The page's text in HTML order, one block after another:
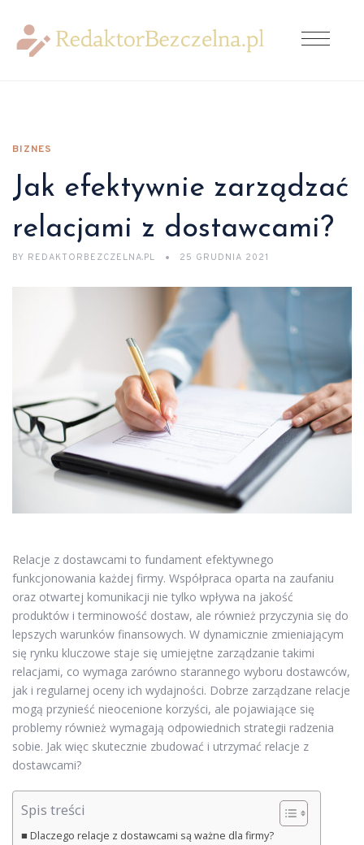
BIZNES
Jak efektywnie zarządzać
relacjami z dostawcami?
BY REDAKTORBEZCZELNA.PL 25 GRUDNIA 2021
Relacje z dostawcami to fundament efektywnego
funkcjonowania każdej firmy. Współpraca oparta na zaufaniu
oraz otwartej komunikacji nie tylko wpływa na jakość
produktów i terminowość dostaw, ale również przyczynia się do
lepszych warunków finansowych. W dynamicznie zmieniającym
się rynku kluczowe staje się umiejętne zarządzanie takimi
relacjami, co wymaga zarówno starannego wyboru dostawców,
jak i regularnej oceny ich wydajności. Dobrze zarządzane relacje
mogą przynieść nieocenione korzyści, ale pojawiające się
problemy również wymagają odpowiednich strategii radzenia
sobie. Jak więc skutecznie zbudować i utrzymać relacje z
dostawcami?
Spis treści
Dlaczego relacje z dostawcami są ważne dla firmy?